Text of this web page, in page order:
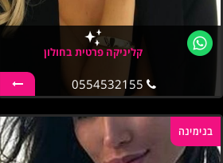
קליניקה פרטית בחולון
0554532155
בנימינה